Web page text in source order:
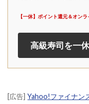
【一休】ポイント還元＆オン
高級寿司を一
[広告] Yahoo!ファイナン